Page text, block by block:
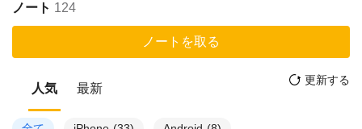
ノート 124
ノートを取る
人気 最新
更新する